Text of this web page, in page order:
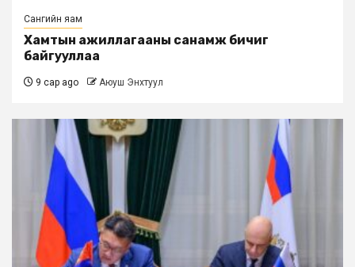
Сангийн яам
Хамтын ажиллагааны санамж бичиг
байгууллаа
9 сар ago Аюуш Энхтуул